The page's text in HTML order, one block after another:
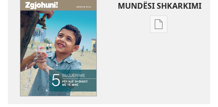
MUNDËSI SHKARKIMI
Mundësitë